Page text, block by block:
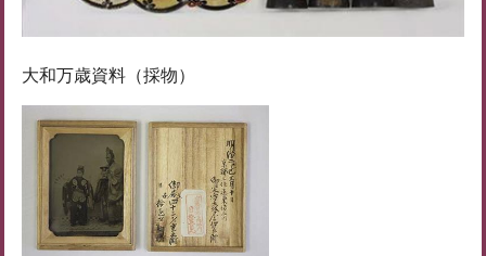
大和万歳資料（採物）